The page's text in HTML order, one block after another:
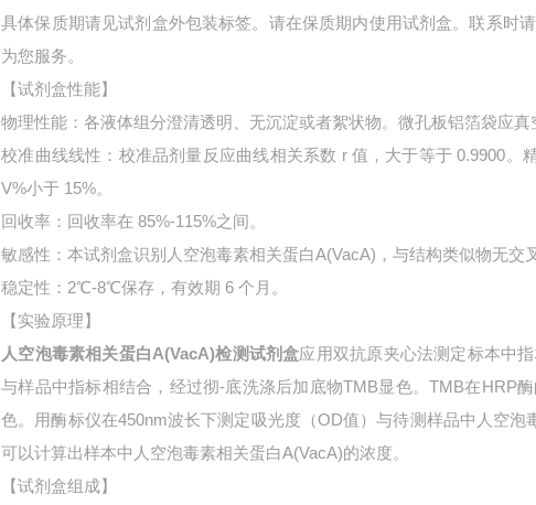
具体保质期请见试剂盒外包装标签。请在保质期内使用试剂盒。联系时
为您服务。
【试剂盒性能】
物理性能：各液体组分澄清透明、无沉淀或者絮状物。微孔板铝箔袋应真
校准曲线线性：校准品剂量反应曲线相关系数 r 值，大于等于 0.9900。
V%小于 15%。
回收率：回收率在 85%-115%之间。
敏感性：本试剂盒识别人空泡毒素相关蛋白A(VacA)，与结构类似物无交叉
稳定性：2℃-8℃保存，有效期 6 个月。
【实验原理】
人空泡毒素相关蛋白A(VacA)检测试剂盒应用双抗原夹心法测定标本中
与样品中指标相结合，经过彻-底洗涤后加底物TMB显色。TMB在HRP
色。用酶标仪在450nm波长下测定吸光度（OD值）与待测样品中 人空泡
可以计算出样本中 人空泡毒素相关蛋白A(VacA)的浓度。
【试剂盒组成】